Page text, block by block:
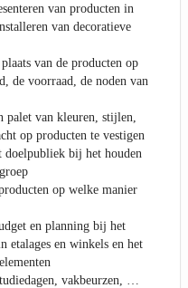
van producten in
van decoratieve
van de producten op
de voorraad, de noden van
palet van kleuren, stijlen,
op producten te vestigen
doelpubliek bij het houden
op welke manier
en planning bij het
etalages en winkels en het
vakbeurzen, …